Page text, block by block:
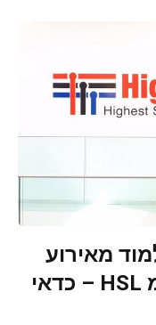
מאירוע
הביפרים? עמית אילוז מ HSL – כדאי